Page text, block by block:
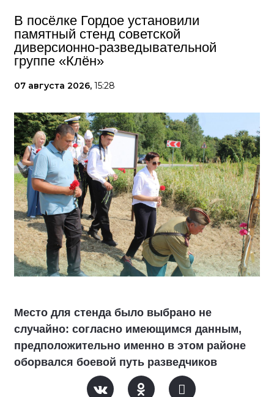
В посёлке Гордое установили
памятный стенд советской
диверсионно-разведывательной
группе «Клён»
07 августа 2026, 15:28
Место для стенда было выбрано не
случайно: согласно имеющимся данным,
предположительно именно в этом районе
оборвался боевой путь разведчиков